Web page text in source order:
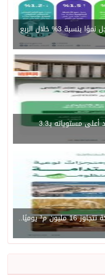
“الإحصاء”: الاقتصاد السعودي يسجل نموًا بنسبة 3% خلال الربع
الائتمان المصرفي في المملكة عند أعلى مستوياته بـ3.3
“البيئة”: إمدادات المياه في المملكة تتجاوز 16 مليون م³ يوميًا..